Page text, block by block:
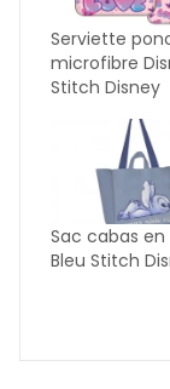
Serviette
microfibre
Stitch Disney
Sac cabas en
Bleu Stitch